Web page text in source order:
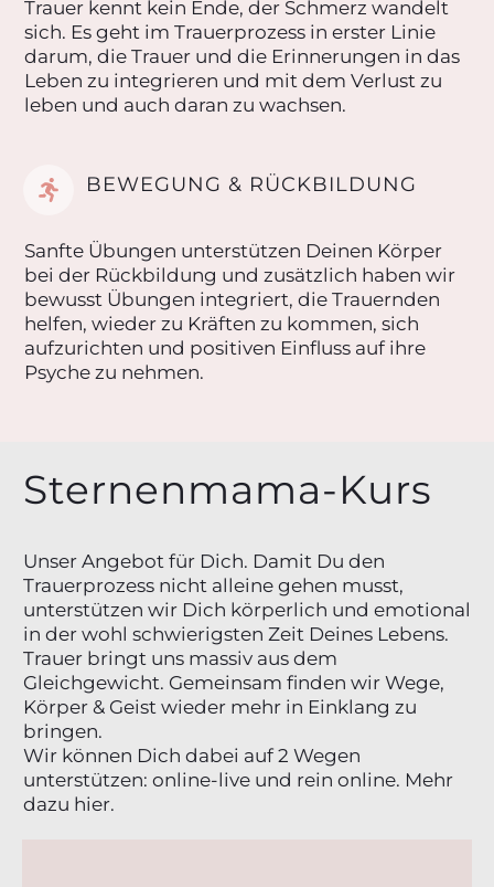
Trauer kennt kein Ende, der Schmerz wandelt
sich. Es geht im Trauerprozess in erster Linie
darum, die Trauer und die Erinnerungen in das
Leben zu integrieren und mit dem Verlust zu
leben und auch daran zu wachsen.
BEWEGUNG & RÜCKBILDUNG
Sanfte Übungen unterstützen Deinen Körper
bei der Rückbildung und zusätzlich haben wir
bewusst Übungen integriert, die Trauernden
helfen, wieder zu Kräften zu kommen, sich
aufzurichten und positiven Einfluss auf ihre
Psyche zu nehmen.
Sternenmama-Kurs
Unser Angebot für Dich. Damit Du den
Trauerprozess nicht alleine gehen musst,
unterstützen wir Dich körperlich und emotional
in der wohl schwierigsten Zeit Deines Lebens.
Trauer bringt uns massiv aus dem
Gleichgewicht. Gemeinsam finden wir Wege,
Körper & Geist wieder mehr in Einklang zu
bringen.
Wir können Dich dabei auf 2 Wegen
unterstützen: online-live und rein online. Mehr
dazu hier.